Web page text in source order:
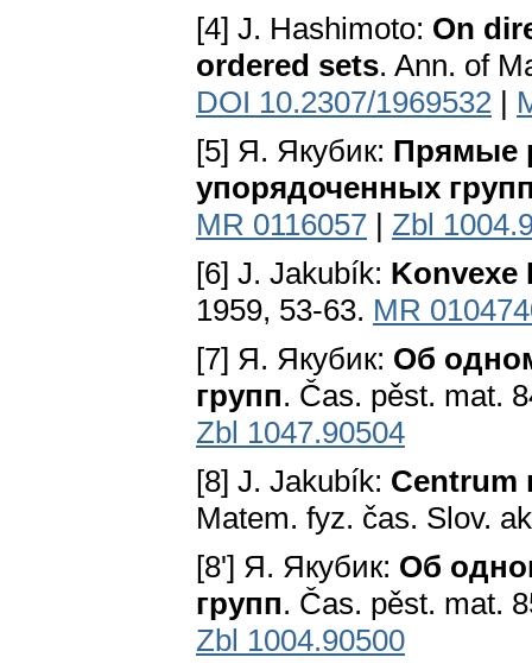
[4] J. Hashimoto: On
ordered sets. Ann. of
DOI 10.2307/1969532 |
[5] Я. Якубик: Прямые
упорядоченных
MR 0116057 | Zbl
[6] J. Jakubík: Konvexe
1959, 53-63. MR
[7] Я. Якубик: Об
групп. Čas. pěst. mat.
Zbl 1047.90504
[8] J. Jakubík: Centrum
Matem. fyz. čas. Slov.
[8'] Я. Якубик: Об
групп. Čas. pěst. mat.
Zbl 1004.90500